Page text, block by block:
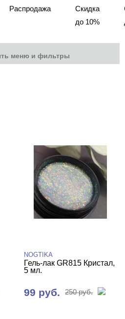
Распродажа
Скидка
до 10%
меню и фильтры
Nogtika
Nogtika
NOGTIKA
Гель-лак GR815 Кристал,
5 мл.
99 руб. 250 руб.